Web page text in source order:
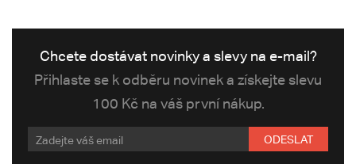
Chcete dostávat novinky a slevy na e-mail?
Přihlaste se k odběru novinek a získejte slevu
100 Kč na váš první nákup.
ODESLAT